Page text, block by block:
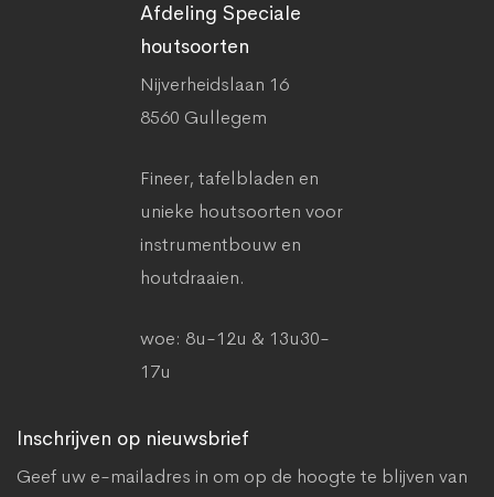
Afdeling Speciale
houtsoorten
Nijverheidslaan 16
8560 Gullegem
Fineer, tafelbladen en
unieke houtsoorten voor
instrumentbouw en
houtdraaien.
woe: 8u-12u & 13u30-
17u
Inschrijven op nieuwsbrief
Geef uw e-mailadres in om op de hoogte te blijven van